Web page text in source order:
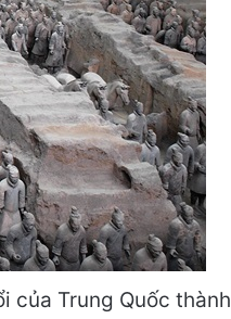
của Trung Quốc thành